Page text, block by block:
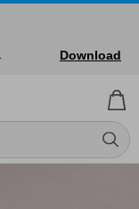
Download